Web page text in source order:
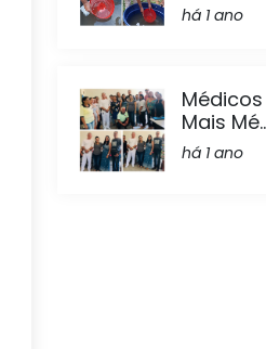
há 1 ano
Mais
há 1 ano